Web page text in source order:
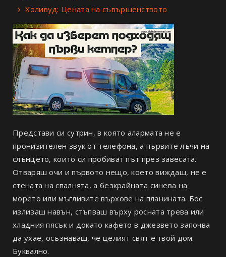
Холивуд: Цената на съвършенството
Представи си сутрин, в която алармата не е
пронизителен звук от телефона, а първите лъчи на
слънцето, които си пробиват път през завесата.
Отваряш очи и първото нещо, което виждаш, не е
стената на спалнята, а безкрайната синева на
морето или мъгливите върхове на планината. Бос
излизаш навън, стъпваш върху росната трева или
хладния пясък и докато кафето в джезвето започва
да ухае, осъзнаваш, че целият свят е твой дом.
Буквално.